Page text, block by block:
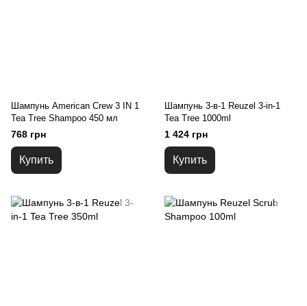
Шампунь American Crew 3 IN 1
Tea Tree Shampoo 450 мл
768 грн
Купить
Шампунь 3-в-1 Reuzel 3-in-1
Tea Tree 1000ml
1 424 грн
Купить